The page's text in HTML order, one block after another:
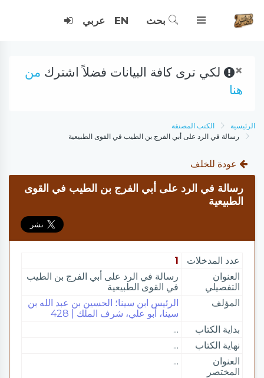
بحث EN عربي
× لكي ترى كافة البيانات فضلاً اشترك من
هنا
الرئيسية
الكتب المصنفة
رسالة في الرد على أبي الفرج بن الطيب في القوى الطبيعية
عودة للخلف
رسالة في الرد على أبي الفرج بن الطيب في القوى
الطبيعية
عدد المدخلات
1
العنوان
التفصيلي
رسالة في الرد على أبي الفرج بن الطيب
في القوى الطبيعية
المؤلف
الرئيس ابن سينا؛ الحسين بن عبد الله بن
سينا، أبو علي، شرف الملك | 428
بداية الكتاب
...
نهاية الكتاب
...
العنوان
المختصر
...